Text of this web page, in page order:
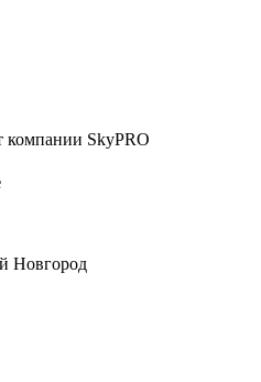
компании SkyPRO
Новгород